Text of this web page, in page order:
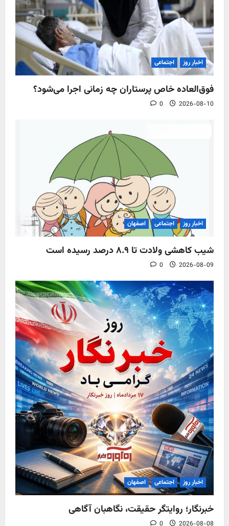
اخبار روز اجتماعی
فوق‌العاده خاص پرستاران چه زمانی اجرا می‌شود؟
2026-08-10
0
اخبار روز اجتماعی اصفهان
شیب کاهشی ولادت تا ۸.۹ درصد رسیده است
2026-08-09
0
اخبار روز اجتماعی اصفهان
خبرنگار؛ روایتگر حقیقت، نگاهبان آگاهی
2026-08-08
0